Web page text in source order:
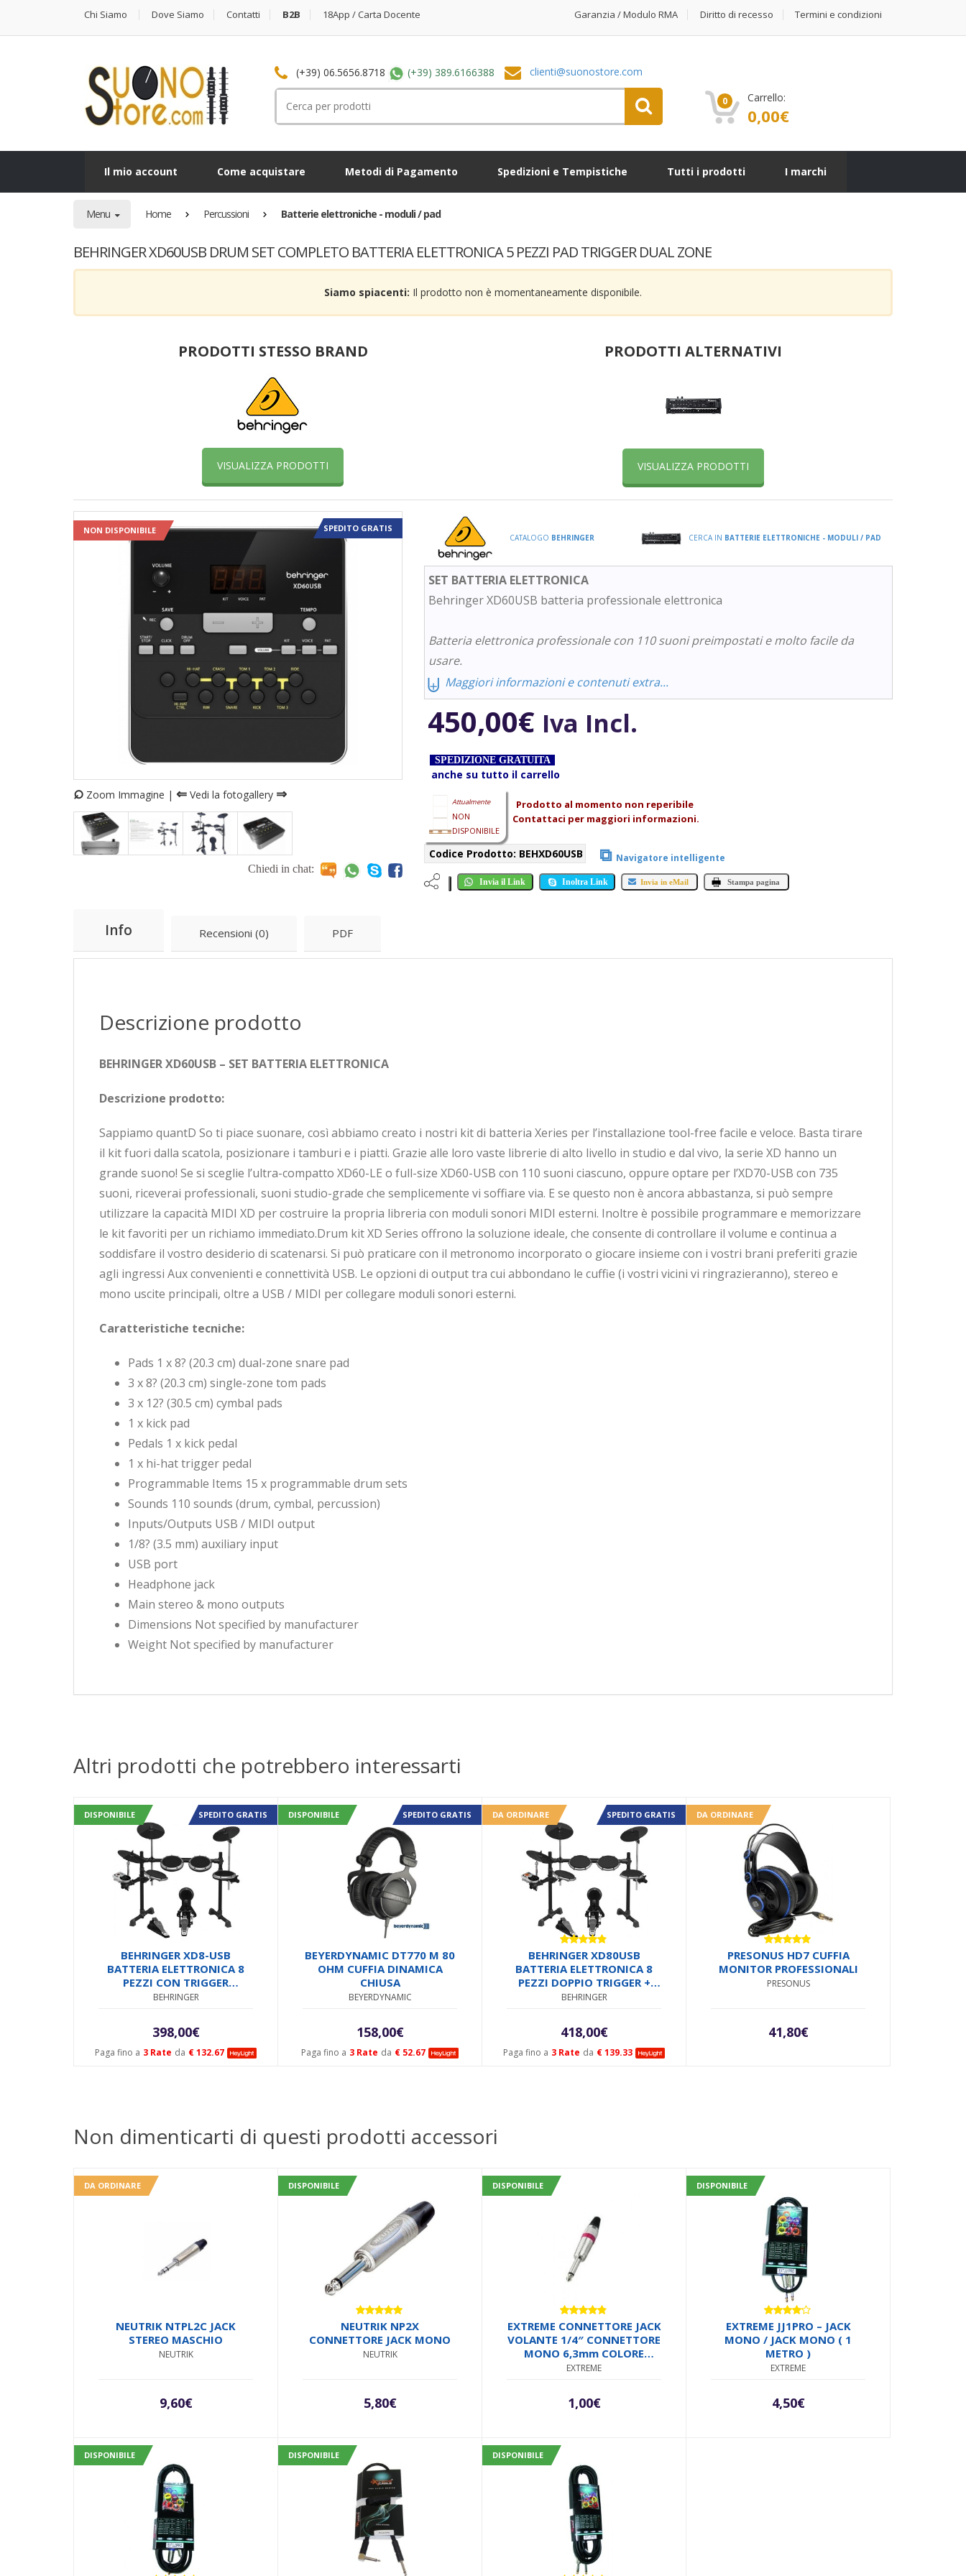
Chi Siamo Dove Siamo Contatti B2B 18App / Carta Docente Garanzia / Modulo RMA Diritto di recesso Termini e condizioni
(+39) 06.5656.8718 (+39) 389.6166388
clienti@suonostore.com
per:
0 Carrello:
0,00€
Il mio account Come acquistare Metodi di Pagamento Spedizioni e Tempistiche Tutti i prodotti I marchi
Menu Home Percussioni Batterie elettroniche - moduli / pad
BEHRINGER XD60USB DRUM SET COMPLETO BATTERIA ELETTRONICA 5 PEZZI PAD TRIGGER DUAL ZONE
Siamo spiacenti: Il prodotto non è momentaneamente disponibile.
PRODOTTI STESSO BRAND
VISUALIZZA PRODOTTI
PRODOTTI ALTERNATIVI
VISUALIZZA PRODOTTI
NON DISPONIBILE SPEDITO GRATIS
⌕ Zoom Immagine | ⇐ Vedi la fotogallery ⇒
Chiedi in chat:
CATALOGO BEHRINGER CERCA IN BATTERIE ELETTRONICHE - MODULI / PAD
SET BATTERIA ELETTRONICA
Behringer XD60USB batteria professionale elettronica
Batteria elettronica professionale con 110 suoni preimpostati e molto facile da
usare.
⨄ Maggiori informazioni e contenuti extra...
450,00€ Iva Incl.
SPEDIZIONE GRATUITA
anche su tutto il carrello
Attualmente
NON
DISPONIBILE
Prodotto al momento non reperibile
Contattaci per maggiori informazioni.
Codice Prodotto: BEHXD60USB ⧉ Navigatore intelligente
Invia il Link Inoltra Link Invia in eMail Stampa pagina
Info Recensioni (0) PDF
Descrizione prodotto
BEHRINGER XD60USB – SET BATTERIA ELETTRONICA
Descrizione prodotto:
Sappiamo quantD So ti piace suonare, così abbiamo creato i nostri kit di batteria Xeries per l’installazione tool-free facile e veloce. Basta tirare
il kit fuori dalla scatola, posizionare i tamburi e i piatti. Grazie alle loro vaste librerie di alto livello in studio e dal vivo, la serie XD hanno un
grande suono! Se si sceglie l’ultra-compatto XD60-LE o full-size XD60-USB con 110 suoni ciascuno, oppure optare per l’XD70-USB con 735
suoni, riceverai professionali, suoni studio-grade che semplicemente vi soffiare via. E se questo non è ancora abbastanza, si può sempre
utilizzare la capacità MIDI XD per costruire la propria libreria con moduli sonori MIDI esterni. Inoltre è possibile programmare e memorizzare
le kit favoriti per un richiamo immediato.Drum kit XD Series offrono la soluzione ideale, che consente di controllare il volume e continua a
soddisfare il vostro desiderio di scatenarsi. Si può praticare con il metronomo incorporato o giocare insieme con i vostri brani preferiti grazie
agli ingressi Aux convenienti e connettività USB. Le opzioni di output tra cui abbondano le cuffie (i vostri vicini vi ringrazieranno), stereo e
mono uscite principali, oltre a USB / MIDI per collegare moduli sonori esterni.
Caratteristiche tecniche:
Pads 1 x 8? (20.3 cm) dual-zone snare pad
3 x 8? (20.3 cm) single-zone tom pads
3 x 12? (30.5 cm) cymbal pads
1 x kick pad
Pedals 1 x kick pedal
1 x hi-hat trigger pedal
Programmable Items 15 x programmable drum sets
Sounds 110 sounds (drum, cymbal, percussion)
Inputs/Outputs USB / MIDI output
1/8? (3.5 mm) auxiliary input
USB port
Headphone jack
Main stereo & mono outputs
Dimensions Not specified by manufacturer
Weight Not specified by manufacturer
Altri prodotti che potrebbero interessarti
DISPONIBILE SPEDITO GRATIS
Paga fino a 3 Rate da € 132.67
BEHRINGER XD8-USB
BATTERIA ELETTRONICA 8
PEZZI CON TRIGGER
RULLANTE DUAL ZONE +
BEHRINGER
398,00€
DISPONIBILE SPEDITO GRATIS
Paga fino a 3 Rate da € 52.67
BEYERDYNAMIC DT770 M 80
OHM CUFFIA DINAMICA
CHIUSA
BEYERDYNAMIC
158,00€
DA ORDINARE SPEDITO GRATIS
Paga fino a 3 Rate da € 139.33
Valutato
4.67 su 5
BEHRINGER XD80USB
BATTERIA ELETTRONICA 8
PEZZI DOPPIO TRIGGER +
HARDWARE + CAVI +
BEHRINGER
418,00€
DA ORDINARE
Valutato
5.00su 5
PRESONUS HD7 CUFFIA
MONITOR PROFESSIONALI
PRESONUS
41,80€
Non dimenticarti di questi prodotti accessori
DA ORDINARE
NEUTRIK NTPL2C JACK
STEREO MASCHIO
NEUTRIK
9,60€
DISPONIBILE
Valutato
5.00su 5
NEUTRIK NP2X
CONNETTORE JACK MONO
NEUTRIK
5,80€
DISPONIBILE
Valutato
4.71su 5
EXTREME CONNETTORE JACK
VOLANTE 1/4″ CONNETTORE
MONO 6,3mm COLORE
ROSSO
EXTREME
1,00€
DISPONIBILE
Valutato
4.00su
5
EXTREME JJ1PRO – JACK
MONO / JACK MONO ( 1
METRO )
EXTREME
4,50€
DISPONIBILE DISPONIBILE DISPONIBILE